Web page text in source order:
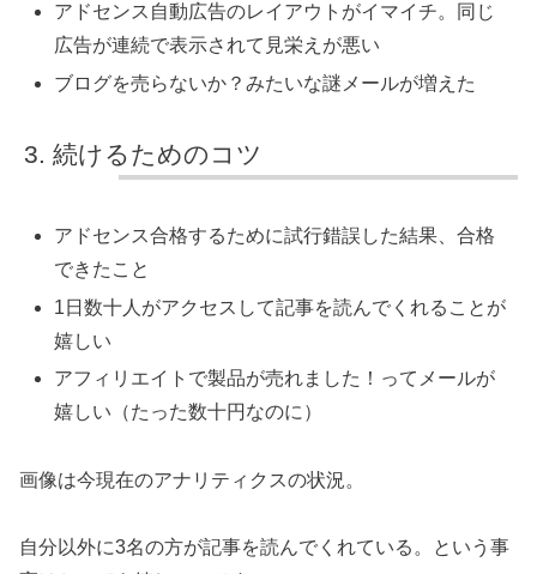
アドセンス自動広告のレイアウトがイマイチ。同じ
広告が連続で表示されて見栄えが悪い
ブログを売らないか？みたいな謎メールが増えた
続けるためのコツ
アドセンス合格するために試行錯誤した結果、合格
できたこと
1日数十人がアクセスして記事を読んでくれることが
嬉しい
アフィリエイトで製品が売れました！ってメールが
嬉しい（たった数十円なのに）
画像は今現在のアナリティクスの状況。
自分以外に3名の方が記事を読んでくれている。という事